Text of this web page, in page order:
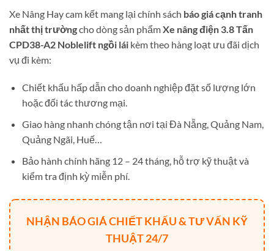
Xe Nâng Hay cam kết mang lại chính sách báo giá cạnh tranh
nhất thị trườngcho dòng sản phẩmXe nâng điện 3.8 Tấn
CPD38-A2 Noblelift ngồi lái kèm theo hàng loạt ưu đãi dịch
vụ đi kèm:
Chiết khấu hấp dẫn cho doanh nghiệp đặt số lượng lớn
hoặc đối tác thương mại.
Giao hàng nhanh chóng tận nơi tại Đà Nẵng, Quảng Nam,
Quảng Ngãi, Huế…
Bảo hành chính hãng 12 – 24 tháng, hỗ trợ kỹ thuật và
kiểm tra định kỳ miễn phí.
NHẬN BÁO GIÁ CHIẾT KHẤU & TƯ VẤN KỸ
THUẬT 24/7